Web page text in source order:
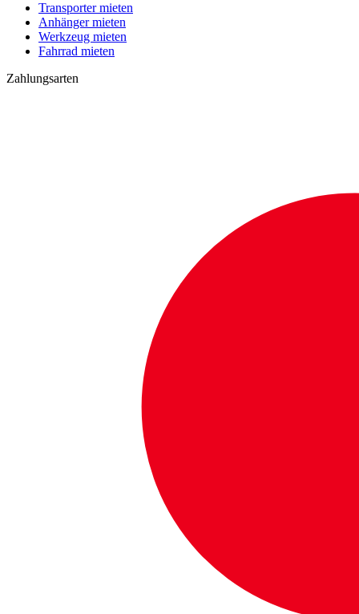
Transporter mieten
Anhänger mieten
Werkzeug mieten
Fahrrad mieten
Zahlungsarten